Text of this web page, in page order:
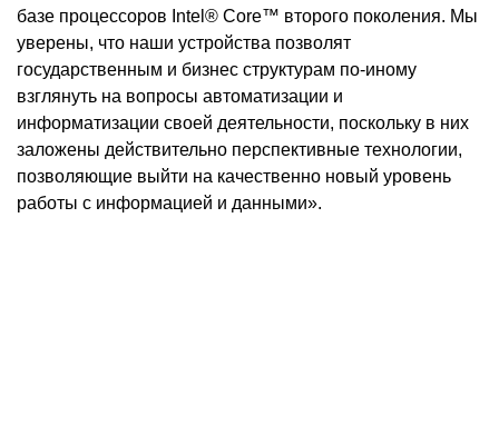
базе процессоров Intel® Core™ второго поколения. Мы
уверены, что наши устройства позволят
государственным и бизнес структурам по-иному
взглянуть на вопросы автоматизации и
информатизации своей деятельности, поскольку в них
заложены действительно перспективные технологии,
позволяющие выйти на качественно новый уровень
работы с информацией и данными».